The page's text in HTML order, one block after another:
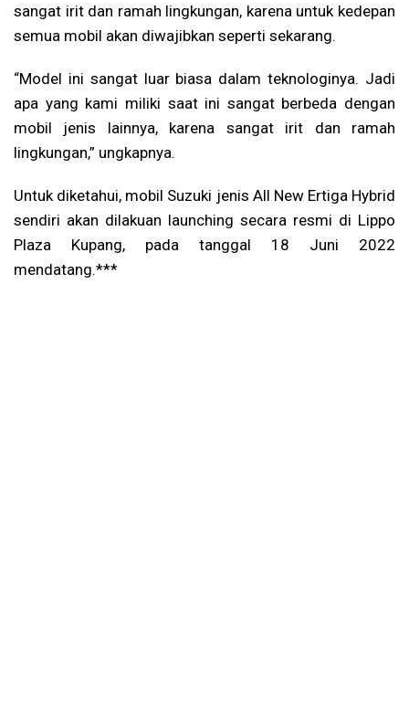
sangat irit dan ramah lingkungan, karena untuk kedepan
semua mobil akan diwajibkan seperti sekarang.
“Model ini sangat luar biasa dalam teknologinya. Jadi
apa yang kami miliki saat ini sangat berbeda dengan
mobil jenis lainnya, karena sangat irit dan ramah
lingkungan,” ungkapnya.
Untuk diketahui, mobil Suzuki jenis All New Ertiga Hybrid
sendiri akan dilakuan launching secara resmi di Lippo
Plaza Kupang, pada tanggal 18 Juni 2022
mendatang.***